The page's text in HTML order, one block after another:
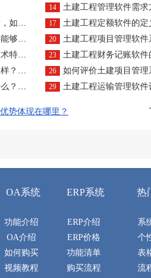
14 土建工程管理软件需求
持？ 17 土建工程定额软件的定义及
本？ 20 土建工程项目管理软件
概述 23 土建工程财务记账软件
之法 26 如何评价土建项目管理
择？ 29 土建工程运输管理软件
势体现在哪里？
OA系统
功能介绍
OA介绍
如何购买
视频教程
ERP系统
ERP介绍
ERP价格
功能清单
购买流程
热
系
个
表
流